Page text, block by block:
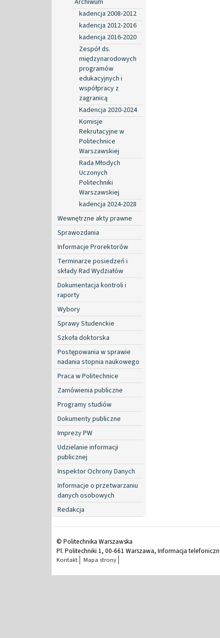
kadencja 2008-2012
kadencja 2012-2016
kadencja 2016-2020
Zespół ds.
międzynarodowych
programów
edukacyjnych i
współpracy z
zagranicą
Kadencja 2020-2024
Komisje
Rekrutacyjne w
Politechnice
Warszawskiej
Rada Młodych
Uczonych
Politechniki
Warszawskiej
kadencja 2024-2028
Wewnętrzne akty prawne
Sprawozdania
Informacje Prorektorów
Terminarze posiedzeń i
składy Rad Wydziałów
Dokumentacja kontroli i
raporty
Wybory
Sprawy Studenckie
Szkoła doktorska
Postępowania w sprawie
nadania stopnia naukowego
Praca w Politechnice
Zamówienia publiczne
Programy studiów
Dokumenty publiczne
Imprezy PW
Udzielanie informacji
publicznej
Inspektor Ochrony Danych
Informacje o przetwarzaniu
danych osobowych
Redakcja
© Politechnika Warszawska
Pl. Politechniki 1, 00-661 Warszawa, Informacja
Kontakt Mapa strony